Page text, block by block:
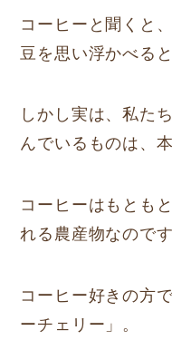
コーヒーと聞くと
豆を思い浮かべる
しかし実は、私た
んでいるものは、
コーヒーはもとも
れる農産物なのです
コーヒー好きの方
ーチェリー」。